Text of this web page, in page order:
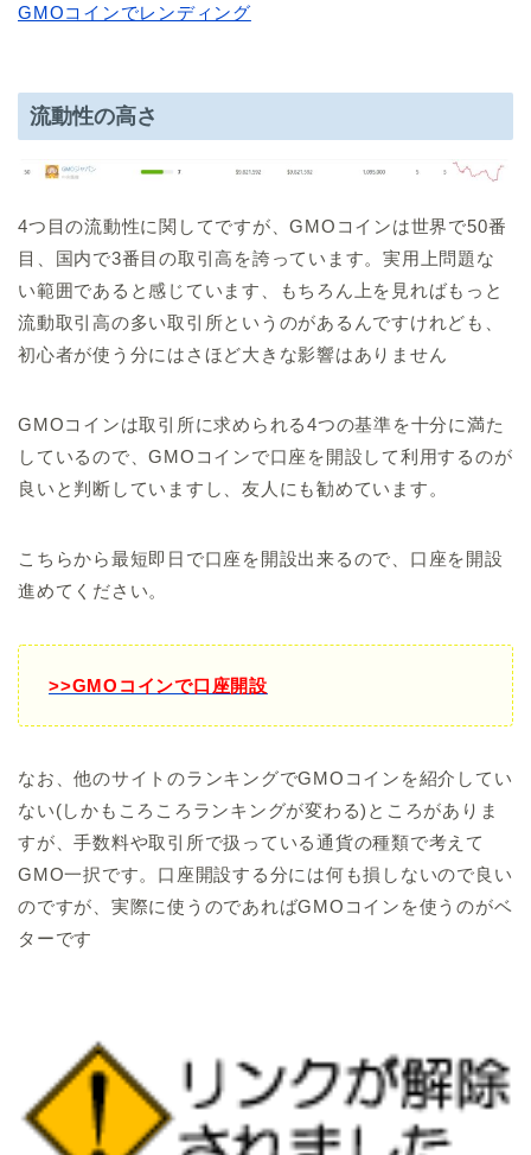
GMOコインでレンディング
流動性の高さ
4つ目の流動性に関してですが、GMOコインは世界で50番
目、国内で3番目の取引高を誇っています。実用上問題な
い範囲であると感じています、もちろん上を見ればもっと
流動取引高の多い取引所というのがあるんですけれども、
初心者が使う分にはさほど大きな影響はありません
GMOコインは取引所に求められる4つの基準を十分に満た
しているので、GMOコインで口座を開設して利用するのが
良いと判断していますし、友人にも勧めています。
こちらから最短即日で口座を開設出来るので、口座を開設
進めてください。
>>GMOコインで口座開設
なお、他のサイトのランキングでGMOコインを紹介してい
ない(しかもころころランキングが変わる)ところがありま
すが、手数料や取引所で扱っている通貨の種類で考えて
GMO一択です。口座開設する分には何も損しないので良い
のですが、実際に使うのであればGMOコインを使うのがベ
ターです